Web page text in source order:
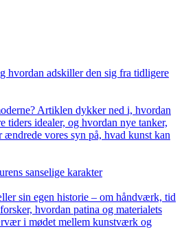
hvordan adskiller den sig fra tidligere
Artiklen dykker ned i, hvordan
tiders idealer, og hvordan nye tanker,
vores syn på, hvad kunst kan
sanselige karakter
sin egen historie – om håndværk, tid
hvordan patina og materialets
i mødet mellem kunstværk og